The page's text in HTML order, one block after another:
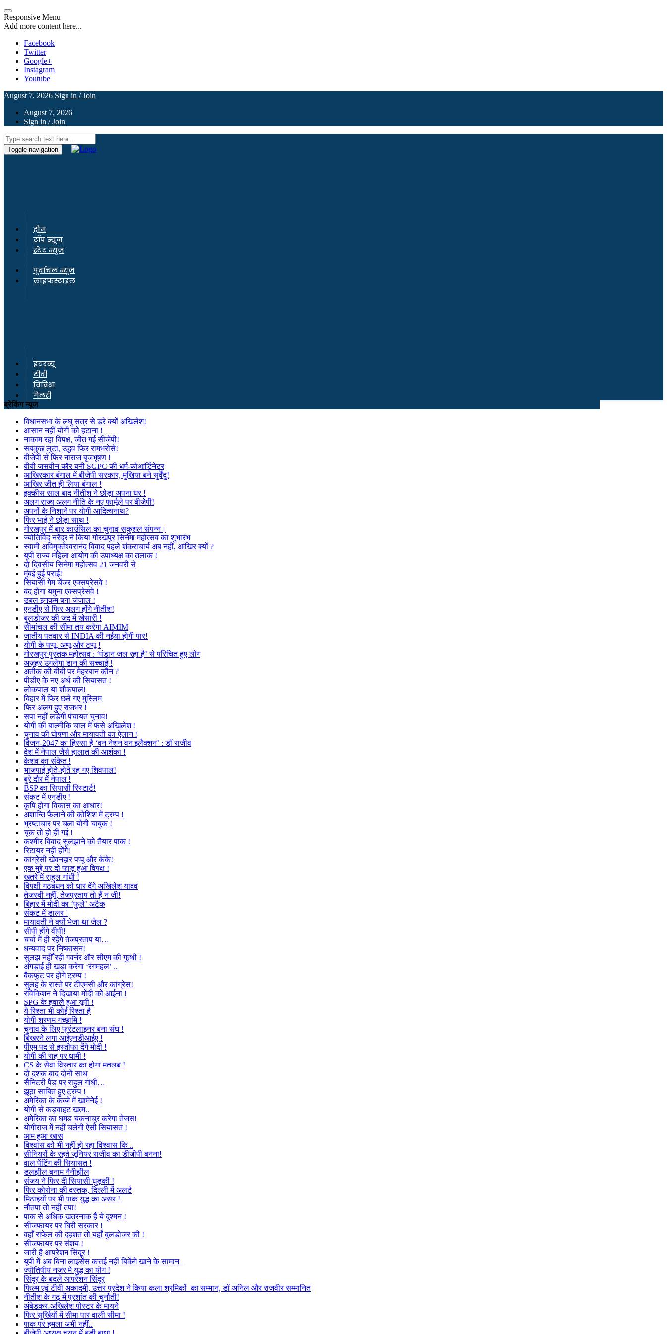
Responsive Menu
Add more content here...
Facebook
Twitter
Google+
Instagram
Youtube
August 7, 2026 Sign in / Join
August 7, 2026
Sign in / Join
Toggle navigation
होम
टॉप न्यूज
स्टेट न्यूज
पूर्वांचल न्यूज
लाइफस्टाइल
इंटरव्यू
टीवी
विविधा
गैलरी
ब्रेकिंग न्यूज
विधानसभा के लघु सत्र से डरे क्यों अखिलेश!
आसान नहीं योगी को हटाना !
नाकाम रहा विपक्ष, जीत गई सीजेपी!
सबकुछ लुटा, उद्धव फिर रामभरोसे!
बीजेपी से फिर नाराज बृजभूषण !
बीबी जसवीन कौर बनी SGPC की धर्म-कोआर्डिनेटर
आखिरकार बंगाल में बीजेपी सरकार, मुखिया बने सुर्वेंदु!
आखिर जीत ही लिया बंगाल !
इक्कीस साल बाद नीतीश ने छोड़ा अपना घर !
अलग राज्य अलग नीति के नए फार्मूले पर बीजेपी!
अपनों के निशाने पर योगी आदित्यनाथ?
फिर भाई ने छोड़ा साथ !
गोरखपुर में बार काउंसिल का चुनाव सकुशल संपन्न।
ज्योतिर्विद नरेंद्र ने किया गोरखपुर सिनेमा महोत्सव का शुभारंभ
स्वामी अविमुक्तेश्वरानंद विवाद पहले शंकराचार्य अब नहीं, आखिर क्यों ?
यूपी राज्य महिला आयोग की उपाध्यक्ष का तलाक !
दो दिवसीय सिनेमा महोत्सव 21 जनवरी से
मुंबई हुई पराई!
सियासी गेम चेंजर एक्सप्रेसवे !
बंद होगा यमुना एक्सप्रेसवे !
डबल इनकम बना जंजाल !
एनडीए से फिर अलग होंगे नीतीश!
बुलडोजर की जद में खेसारी !
सीमांचल की सीमा तय करेगा AIMIM
जातीय पतवार से INDIA की नईया होगी पार!
योगी के पप्पू, अप्पू और टप्पू !
गोरखपुर पुस्तक महोत्सव : ‘पंडान जल रहा है’ से परिचित हुए लोग
अज़हर उगलेगा डान की सच्चाई !
अतीक की बीबी पर मेहरबान कौन ?
पीडीए के नए अर्थ की सियासत !
लोकपाल या शौकपाल!
बिहार में फिर छले गए मुस्लिम
फिर अलग हुए राजभर !
सपा नहीं लड़ेगी पंचायत चुनाव!
योगी की बाल्मीकि चाल में फंसे अखिलेश !
चुनाव की घोषणा और मायावती का ऐलान !
विजन-2047 का हिस्सा है ‘वन नेशन वन इलैक्शन’ : डॉ राजीव
देश में नेपाल जैसे हालात की आशंका !
केशव का संकेत !
भाजपाई होते-होते रह गए शिवपाल!
बुरे दौर में नेपाल !
BSP का सियासी रिस्टार्ट!
संकट में एनडीए !
कृषि होगा विकास का आधार!
अशान्ति फैलाने की कोशिश में ट्रम्प !
भ्रष्टाचार पर चला योगी चाबुक !
चूक तो हो ही गई !
कश्मीर विवाद सुलझाने को तैयार पाक !
रिटायर नहीं होंगे!
कांग्रेसी खेवनहार पप्पू और केके!
एक मुद्दे पर दो फाड़ हुआ विपक्ष !
खतरे में राहुल गांधी !
विपक्षी गठबंधन को धार देंगे अखिलेश यादव
तेजस्वी नहीं, तेजप्रताप तो हैं न जी!
बिहार में मोदी का ‘फुले’ अटैक
संकट में डालर !
मायावती ने क्यों भेजा था जेल ?
सीपी होंगे वीपी!
चर्चा में ही रहेंगे तेजप्रताप या…
धन्यवाद पर निष्कासन!
सुलझ नहीँ रही गवर्नर और सीएम की गुत्थी !
अंगड़ाई ही खड़ा करेगा ‘रंगमहल’ ..
बैकफुट पर होंगे ट्रम्प !
सुलह के रास्ते पर टीएमसी और कांग्रेस!
रविकिशन ने दिखाया मोदी को आईना !
SPG के हवाले हुआ यूपी !
ये रिश्ता भी कोई रिश्ता है
योगी शरणम गच्छामि !
चुनाव के लिए फ्रंटलाइनर बना संघ !
बिखरने लगा आईएनडीआईए !
पीएम पद से इस्तीफा देंगे मोदी !
योगी की राह पर धामी !
CS के सेवा विस्तार का होगा मतलब !
दो दशक बाद दोनों साथ
सैनिटरी पैड पर राहुल गांधी…
झूठा साबित हुए ट्रम्प !
अमेरिका के कब्जे में खामेनेई !
योगी से कड़वाहट खत्म..
अमेरिका का घमंड चकनाचूर करेगा तेजस!
योगीराज में नहीं चलेगी ऐसी सियासत !
आम हुआ खास
विश्वास को भी नहीं हो रहा विश्वास कि ..
सीनियरों के रहते जूनियर राजीव का डीजीपी बनना!
वाल पेंटिंग की सियासत !
डलझील बनाम नैनीझील
संजय ने फिर दी सियासी घुड़की !
फिर कोरोना की दस्तक, दिल्ली में अलर्ट
मिठाइयों पर भी पाक युद्ध का असर !
नौतपा तो नहीं तपा!
पाक से अधिक खतरनाक हैं ये दुश्मन !
सीजफायर पर घिरी सरकार !
वहाँ राफेल की दहशत तो यहाँ बुलडोजर की !
सीजफायर पर संशय !
जारी है आपरेशन सिंदूर !
यूपी में अब बिना लाइसेंस कत्तई नहीं बिकेंगे खाने के सामान
ज्योतिषीय नजर में युद्ध का योग !
सिंदूर के बदले आपरेशन सिंदूर
फिल्म एवं टीवी अकादमी, उत्तर प्रदेश ने किया कला श्रमिकों का सम्मान, डॉ अनिल और राजवीर सम्मानित
नीतीश के गढ़ में प्रशांत की चुनौती!
अंबेडकर-अखिलेश पोस्टर के मायने
फिर सुर्खियों में सीमा पार वाली सीमा !
पाक पर हमला अभी नहीं..